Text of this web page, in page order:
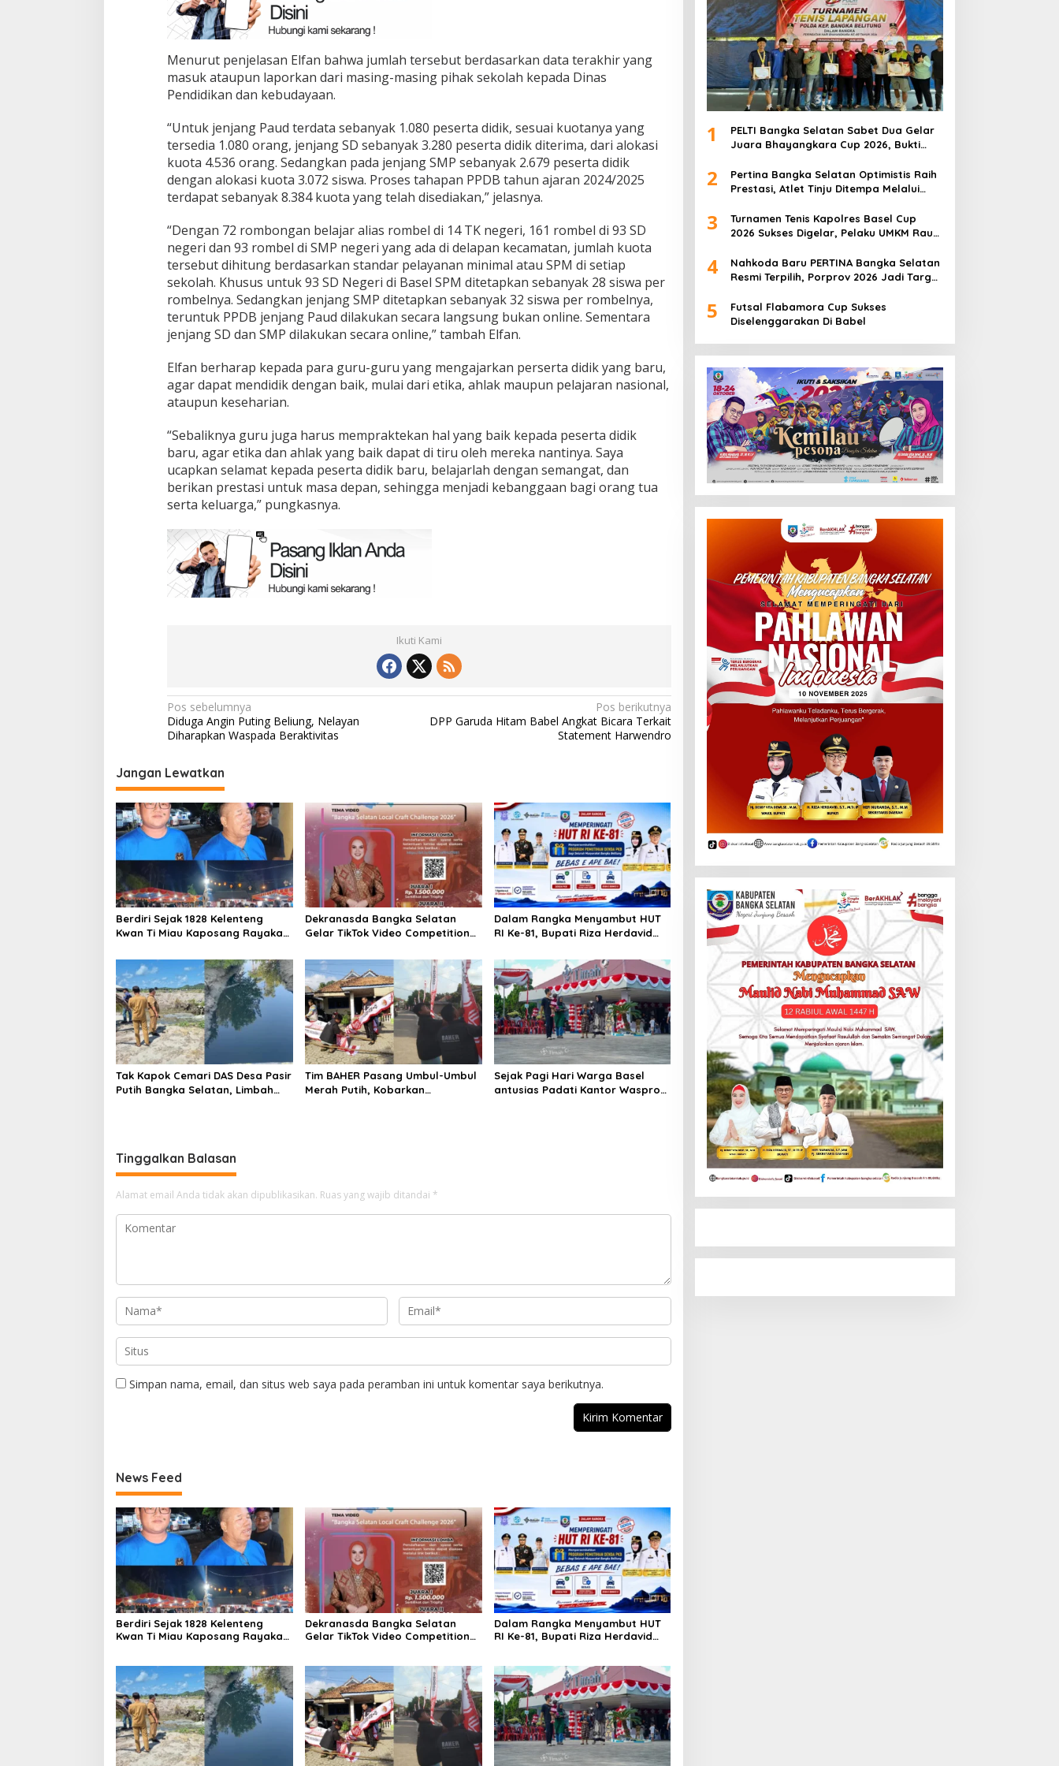
Menurut penjelasan Elfan bahwa jumlah tersebut berdasarkan data terakhir yang
masuk ataupun laporkan dari masing-masing pihak sekolah kepada Dinas
Pendidikan dan kebudayaan.
“Untuk jenjang Paud terdata sebanyak 1.080 peserta didik, sesuai kuotanya yang
tersedia 1.080 orang, jenjang SD sebanyak 3.280 peserta didik diterima, dari alokasi
kuota 4.536 orang. Sedangkan pada jenjang SMP sebanyak 2.679 peserta didik
dengan alokasi kuota 3.072 siswa. Proses tahapan PPDB tahun ajaran 2024/2025
terdapat sebanyak 8.384 kuota yang telah disediakan,” jelasnya.
“Dengan 72 rombongan belajar alias rombel di 14 TK negeri, 161 rombel di 93 SD
negeri dan 93 rombel di SMP negeri yang ada di delapan kecamatan, jumlah kuota
tersebut dihitung berdasarkan standar pelayanan minimal atau SPM di setiap
sekolah. Khusus untuk 93 SD Negeri di Basel SPM ditetapkan sebanyak 28 siswa per
rombelnya. Sedangkan jenjang SMP ditetapkan sebanyak 32 siswa per rombelnya,
teruntuk PPDB jenjang Paud dilakukan secara langsung bukan online. Sementara
jenjang SD dan SMP dilakukan secara online,” tambah Elfan.
Elfan berharap kepada para guru-guru yang mengajarkan perserta didik yang baru,
agar dapat mendidik dengan baik, mulai dari etika, ahlak maupun pelajaran nasional,
ataupun keseharian.
“Sebaliknya guru juga harus mempraktekan hal yang baik kepada peserta didik
baru, agar etika dan ahlak yang baik dapat di tiru oleh mereka nantinya. Saya
ucapkan selamat kepada peserta didik baru, belajarlah dengan semangat, dan
berikan prestasi untuk masa depan, sehingga menjadi kebanggaan bagi orang tua
serta keluarga,” pungkasnya.
Ikuti Kami
Navigasi
pos
Pos sebelumnya
Diduga Angin Puting Beliung, Nelayan
Diharapkan Waspada Beraktivitas
Pos berikutnya
DPP Garuda Hitam Babel Angkat Bicara Terkait
Statement Harwendro
Jangan Lewatkan
Berdiri Sejak 1828 Kelenteng
Kwan Ti Miau Kaposang Rayakan
Meriah
Dekranasda Bangka Selatan
Gelar TikTok Video Competition
Dalam Rangka Menyambut HUT
RI Ke-81, Bupati Riza Herdavid
Program Pemutihan Pajak
Kendaraan Bermotor
Tak Kapok Cemari DAS Desa Pasir
Putih Bangka Selatan, Limbah
Tim BAHER Pasang Umbul-Umbul
Merah Putih, Kobarkan
Sejak Pagi Hari Warga Basel
antusias Padati Kantor Wasprod,
Tinggalkan Balasan
Alamat email Anda tidak akan dipublikasikan. Ruas yang wajib ditandai *
Simpan nama, email, dan situs web saya pada peramban ini untuk komentar saya berikutnya.
News Feed
Berdiri Sejak 1828 Kelenteng
Kwan Ti Miau Kaposang Rayakan
Dekranasda Bangka Selatan
Gelar TikTok Video Competition
Dalam Rangka Menyambut HUT
RI Ke-81, Bupati Riza Herdavid
Kendaraan Bermotor
1
PELTI Bangka Selatan Sabet Dua Gelar
Juara Bhayangkara Cup 2026, Bukti
2
Pertina Bangka Selatan Optimistis Raih
Prestasi, Atlet Tinju Ditempa Melalui
3
Turnamen Tenis Kapolres Basel Cup
2026 Sukses Digelar, Pelaku UMKM Raup
4
Nahkoda Baru PERTINA Bangka Selatan
Resmi Terpilih, Porprov 2026 Jadi Target
5
Futsal Flabamora Cup Sukses
Diselenggarakan Di Babel